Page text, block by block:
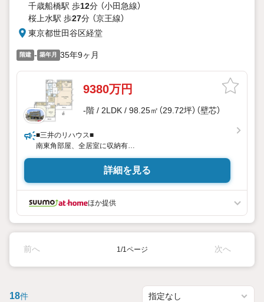
千歳船橋駅 歩12分 （小田急線）
桜上水駅 歩27分 （京王線）
東京都世田谷区経堂
階建 - 築年月 35年9ヶ月
9380万円
-階 / 2LDK / 98.25㎡（29.72坪）（壁芯）
■三井のリハウス■
南東角部屋、全居室に収納有
LDは約18.0帖の広さ
詳細を見る
ほか提供
前へ 1/1ページ 次へ
18件